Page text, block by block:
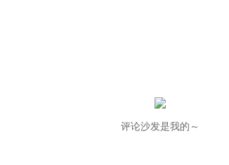
评论沙发是我的～